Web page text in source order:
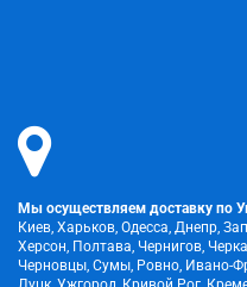
Мы осуществляем доставку по
Киев, Харьков, Одесса, Днепр,
Херсон, Полтава, Чернигов,
Черновцы, Сумы, Ровно, Ивано-